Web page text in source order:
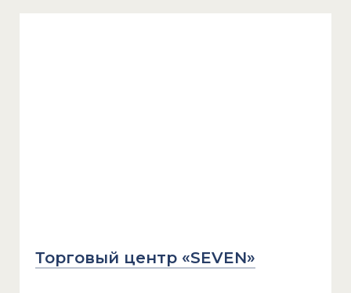
Торговый центр «SEVEN»